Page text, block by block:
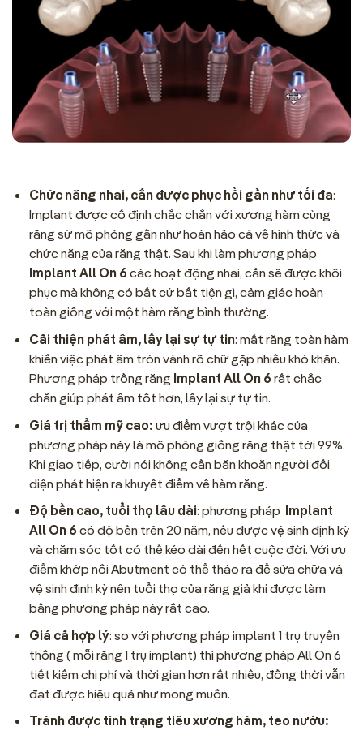
Chức năng nhai, cắn được phục hồi gần như tối đa:
Implant được cố định chắc chắn với xương hàm cùng
răng sứ mô phỏng gần như hoàn hảo cả về hình thức và
chức năng của răng thật. Sau khi làm phương pháp
Implant All On 6 các hoạt động nhai, cắn sẽ được khôi
phục mà không có bất cứ bất tiện gì, cảm giác hoàn
toàn giống với một hàm răng bình thường.
Cải thiện phát âm, lấy lại sự tự tin: mất răng toàn hàm
khiến việc phát âm tròn vành rõ chữ gặp nhiều khó khăn.
Phương pháp trồng răng Implant All On 6 rất chắc
chắn giúp phát âm tốt hơn, lấy lại sự tự tin.
Giá trị thẩm mỹ cao: ưu điểm vượt trội khác của
phương pháp này là mô phỏng giống răng thật tới 99%.
Khi giao tiếp, cười nói không cần băn khoăn người đối
diện phát hiện ra khuyết điểm về hàm răng.
Độ bền cao, tuổi thọ lâu dài: phương pháp Implant
All On 6 có độ bền trên 20 năm, nếu được vệ sinh định kỳ
và chăm sóc tốt có thể kéo dài đến hết cuộc đời. Với ưu
điểm khớp nối Abutment có thể tháo ra để sửa chữa và
vệ sinh định kỳ nên tuổi thọ của răng giả khi được làm
bằng phương pháp này rất cao.
Giá cả hợp lý: so với phương pháp implant 1 trụ truyền
thống ( mỗi răng 1 trụ implant) thì phương pháp All On 6
tiết kiếm chi phí và thời gian hơn rất nhiều, đồng thời vẫn
đạt được hiệu quả như mong muốn.
Tránh được tình trạng tiêu xương hàm, teo nướu: